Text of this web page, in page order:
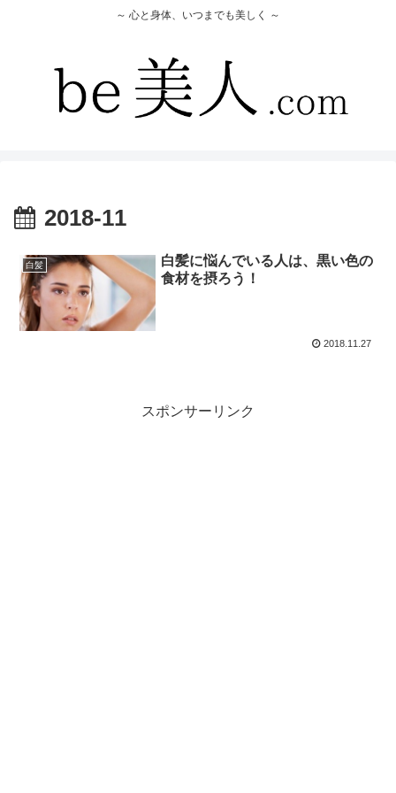
～ 心と身体、いつまでも美しく ～
2018-11
白髪
白髪に悩んでいる人は、黒い色の
食材を摂ろう！
2018.11.27
スポンサーリンク